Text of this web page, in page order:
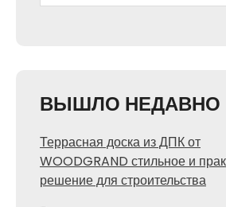
ВЫШЛО НЕДАВНО
Террасная доска из ДПК от
WOODGRAND стильное и
решение для строительства